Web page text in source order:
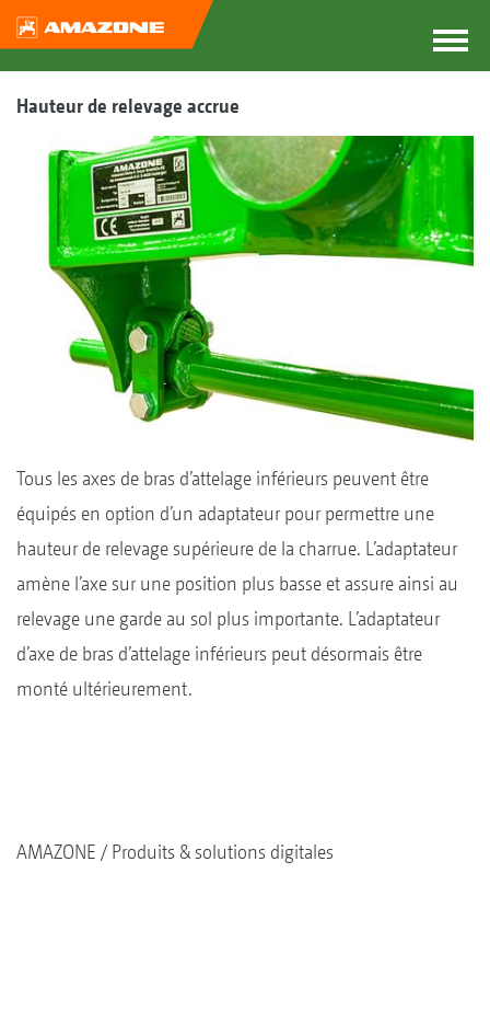
Hauteur de relevage accrue
Tous les axes de bras d’attelage inférieurs peuvent être
équipés en option d’un adaptateur pour permettre une
hauteur de relevage supérieure de la charrue. L’adaptateur
amène l’axe sur une position plus basse et assure ainsi au
relevage une garde au sol plus importante. L’adaptateur
d’axe de bras d’attelage inférieurs peut désormais être
monté ultérieurement.
AMAZONE Produits & solutions digitales